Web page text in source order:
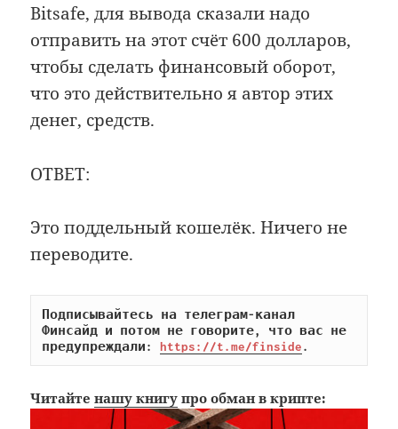
Bitsafe, для вывода сказали надо
отправить на этот счёт 600 долларов,
чтобы сделать финансовый оборот,
что это действительно я автор этих
денег, средств.
ОТВЕТ:
Это поддельный кошелёк. Ничего не
переводите.
Подписывайтесь на телеграм-канал
Финсайд и потом не говорите, что вас не
предупреждали: https://t.me/finside.
Читайтенашу книгу про обман в крипте: